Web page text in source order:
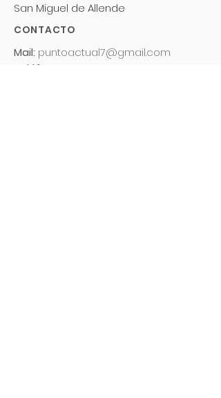
San Miguel de Allende
CONTACTO
Mail: puntoactual7@gmail.com
Teléfono: